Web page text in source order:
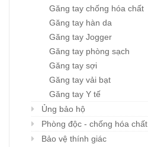
Găng tay chống hóa chất
Găng tay hàn da
Găng tay Jogger
Găng tay phòng sạch
Găng tay sợi
Găng tay vải bạt
Găng tay Y tế
Ủng bảo hộ
Phòng độc - chống hóa chất
Bảo vệ thính giác